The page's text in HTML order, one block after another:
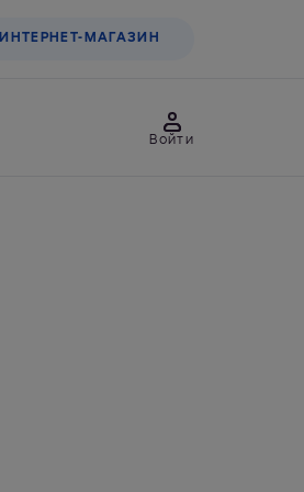
ИНТЕРНЕТ-МАГАЗИН
Войти